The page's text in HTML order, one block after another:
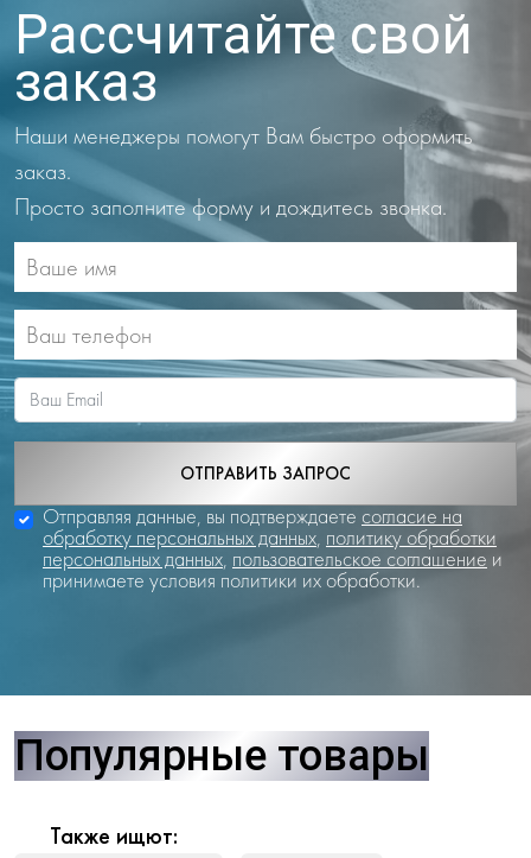
Рассчитайте свой
заказ
Наши менеджеры помогут Вам быстро оформить
заказ.
Просто заполните форму и дождитесь звонка.
ОТПРАВИТЬ ЗАПРОС
Отправляя данные, вы подтверждаете согласие на
обработку персональных данных, политику обработки
персональных данных, пользовательское соглашение и
принимаете условия политики их обработки.
Популярные товары
Также ищют: